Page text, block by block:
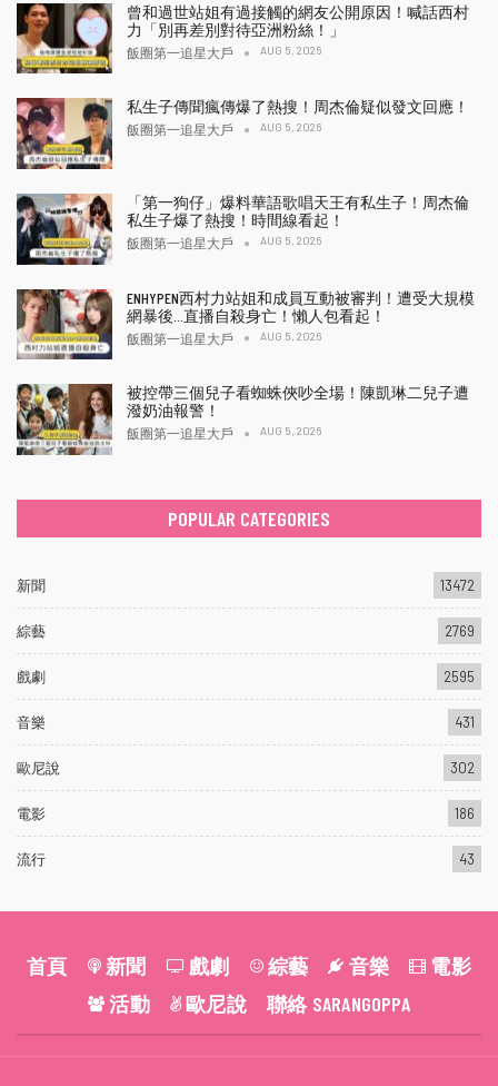
曾和過世站姐有過接觸的網友公開原因！喊話西村
力「別再差別對待亞洲粉絲！」
飯圈第一追星大戶 AUG 5, 2026
私生子傳聞瘋傳爆了熱搜！周杰倫疑似發文回應！
飯圈第一追星大戶 AUG 5, 2026
「第一狗仔」爆料華語歌唱天王有私生子！周杰倫
私生子爆了熱搜！時間線看起！
飯圈第一追星大戶 AUG 5, 2026
ENHYPEN西村力站姐和成員互動被審判！遭受大規模
網暴後…直播自殺身亡！懶人包看起！
飯圈第一追星大戶 AUG 5, 2026
被控帶三個兒子看蜘蛛俠吵全場！陳凱琳二兒子遭
潑奶油報警！
飯圈第一追星大戶 AUG 5, 2026
POPULAR CATEGORIES
新聞 13472
綜藝 2769
戲劇 2595
音樂 431
歐尼說 302
電影 186
流行 43
首頁 新聞 戲劇 綜藝 音樂
電影
活動
歐尼說 聯絡 SARANGOPPA